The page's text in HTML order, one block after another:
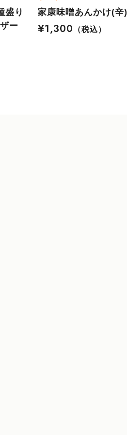
盛り
ー
家康味噌あんかけ(辛)
¥1,300
（税込）